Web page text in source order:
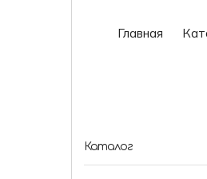
Главная
Каталог